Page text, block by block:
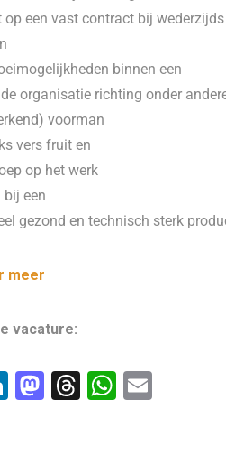
op een vast contract bij
binnen een
organisatie richting onder
voorman
vers fruit en
op het werk
bij een
gezond en technisch sterk
meer
vacature:
Li M T
W